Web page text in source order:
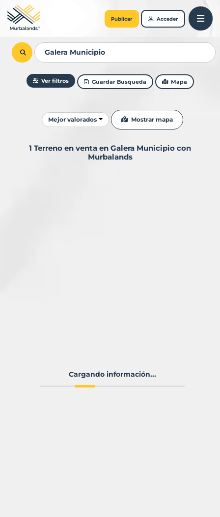
Publicar Acceder
Ver filtros Guardar Busqueda Mapa
Ordenar resultados
Mejor valorados Mostrar mapa
1 Terreno en venta en Galera Municipio con
Murbalands
Cargando información...